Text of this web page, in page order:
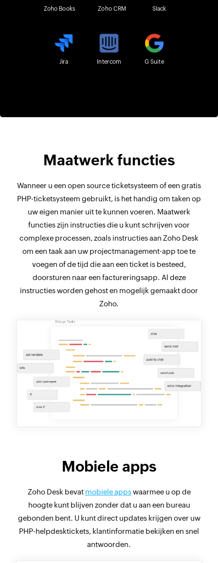
Zoho Books Zoho CRM Slack
Jira Intercom G Suite
Maatwerk functies
Wanneer u een open source ticketsysteem of een gratis
PHP-ticketsysteem gebruikt, is het handig om taken op
uw eigen manier uit te kunnen voeren. Maatwerk
functies zijn instructies die u kunt schrijven voor
complexe processen, zoals instructies aan Zoho Desk
om een taak aan uw projectmanagement-app toe te
voegen of de tijd die aan een ticket is besteed,
doorsturen naar een factureringsapp. Al deze
instructies worden gehost en mogelijk gemaakt door
Zoho.
Mobiele apps
Zoho Desk bevat mobiele appswaarmee u op de
hoogte kunt blijven zonder dat u aan een bureau
gebonden bent. U kunt direct updates krijgen over uw
PHP-helpdesktickets, klantinformatie bekijken en snel
antwoorden.